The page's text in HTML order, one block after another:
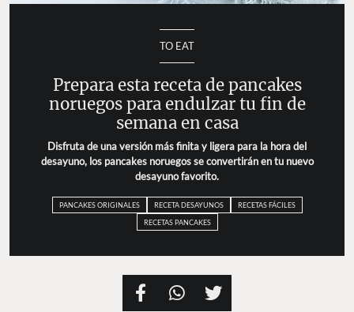
TO EAT
Prepara esta receta de pancakes
noruegos para endulzar tu fin de
semana en casa
Disfruta de una versión más finita y ligera para la hora del
desayuno, los pancakes noruegos se convertirán en tu nuevo
desayuno favorito.
PANCAKES ORIGINALES RECETA DESAYUNOS
RECETAS FÁCILES
RECETAS PANCAKES